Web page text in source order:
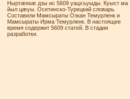
Ныртæккæ дзы ис 5609 уацхъуыды. Куыст ма
йыл цæуы. Осетинско-Турецкий словарь.
Составили Мамсыраты Озкан Темурленк и
Мамсыраты Ирма Темурленк. В настоящее
время содержит 5609 статей. В стадии
разработки.